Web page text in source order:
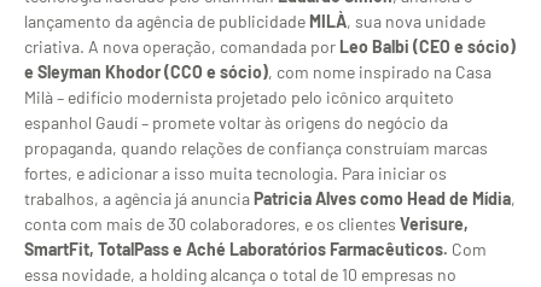
lançamento da agência de publicidade MILÀ, sua nova unidade
criativa. A nova operação, comandada por Leo Balbi (CEO e sócio)
e Sleyman Khodor (CCO e sócio), com nome inspirado na Casa
Milà – edifício modernista projetado pelo icônico arquiteto
espanhol Gaudí – promete voltar às origens do negócio da
propaganda, quando relações de confiança construíam marcas
fortes, e adicionar a isso muita tecnologia. Para iniciar os
trabalhos, a agência já anunciaPatricia Alves como Head de Mídia,
conta com mais de 30 colaboradores, e os clientes Verisure,
SmartFit, TotalPass e Aché Laboratórios Farmacêuticos. Com
essa novidade, a holding alcança o total de 10 empresas no